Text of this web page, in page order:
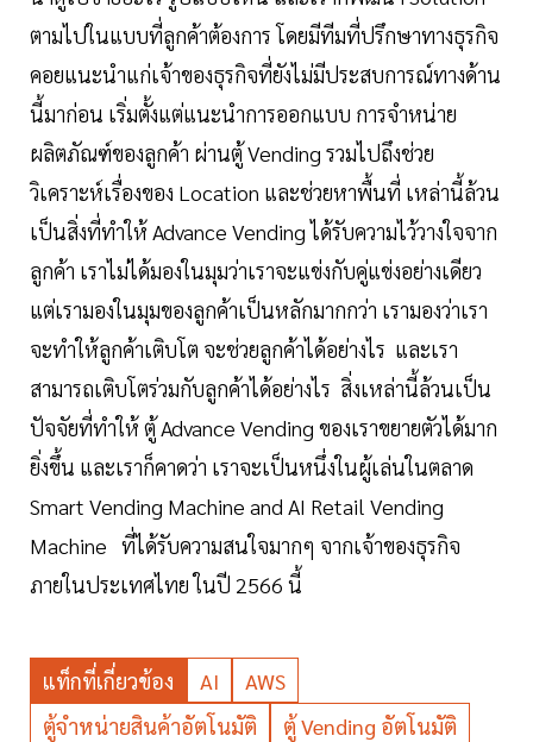
ตามไปในแบบที่ลูกค้าต้องการ โดยมีทีมที่ปรึกษาทางธุรกิจ
คอยแนะนำแก่เจ้าของธุรกิจที่ยังไม่มีประสบการณ์ทางด้าน
นี้มาก่อน เริ่มตั้งแต่แนะนำการออกแบบ การจำหน่าย
ผลิตภัณฑ์ของลูกค้า ผ่านตู้ Vending รวมไปถึงช่วย
วิเคราะห์เรื่องของ Location และช่วยหาพื้นที่ เหล่านี้ล้วน
เป็นสิ่งที่ทำให้ Advance Vending ได้รับความไว้วางใจจาก
ลูกค้า เราไม่ได้มองในมุมว่าเราจะแข่งกับคู่แข่งอย่างเดียว
แต่เรามองในมุมของลูกค้าเป็นหลักมากกว่า เรามองว่าเรา
จะทำให้ลูกค้าเติบโต จะช่วยลูกค้าได้อย่างไร และเรา
สามารถเติบโตร่วมกับลูกค้าได้อย่างไร สิ่งเหล่านี้ล้วนเป็น
ปัจจัยที่ทำให้ ตู้ Advance Vending ของเราขยายตัวได้มาก
ยิ่งขึ้น และเราก็คาดว่า เราจะเป็นหนึ่งในผู้เล่นในตลาด
Smart Vending Machine and AI Retail Vending
Machine ที่ได้รับความสนใจมากๆ จากเจ้าของธุรกิจ
ภายในประเทศไทย ในปี 2566 นี้
แท็กที่เกี่ยวข้อง AI
AWS
ตู้จำหน่ายสินค้าอัตโนมัติ
ตู้ Vending อัตโนมัติ